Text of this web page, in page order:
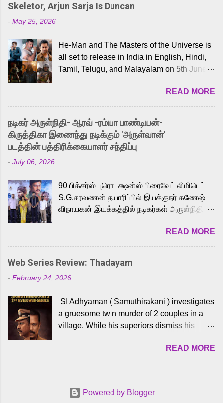
Skeletor, Arjun Sarja Is Duncan
- May 25, 2026
He-Man and The Masters of the Universe is
all set to release in India in English, Hindi,
Tamil, Telugu, and Malayalam on 5th June,
received a lot of love from cult He-Man fans
and offered audiences an exciting glimpse
into the world of Eternia, the recently
released Tamil trailer has also generated
strong excitement among Tamil audiences.
Adding to the growing buzz is the film’s
to the iconic superhero He-Man. Known for
memorable songs like “Behene De” from
Raavan, “Oru Maalai” from Ghajini, and
loved for his versatile voice and strong
command over multiple languages, making
him a strong fit for the legendary character.
cinema, voices the menacing Skeletor
across the Tamil, Malayalam, and Telugu
versions. Joining them is Action King Arjun...
READ MORE
நடிகர் அருள்நிதி- ஆரவ் -ரம்யா பாண்டியன்-
கிருத்திகா இணைந்து நடிக்கும் 'அருள்வான்'
படத்தின் பத்திரிக்கையாளர் சந்திப்பு
- July 06, 2026
90 பிக்சர்ஸ் புரொடக்ஷன்ஸ் பிரைவேட் லிமிடெட்
S.G.சரவணன் தயாரிப்பில் இயக்குநர் கணேஷ்
விநாயகன் இயக்கத்தில் நடிகர்கள் அருள்நிதி -
முக்கிய வேடத்தில் இணைந்து நடித்திருக்கும்
'அருள்வான்' திரைப்படத்தினை
பத்திரிக்கையாளர் சந்திப்பு சென்னையில்
நடைபெற்றது. இயக்குநர் கணேஷ் விநாயகன்
இயக்கத்தில் உருவாகியுள்ள 'அருள்வான்'
வெங்கட், ரம்யா பாண்டியன், வி டி வி கணேஷ் ,
ஜான் விஜய், பேபி கிருத்திகா, 'பருத்திவீரன்'
சரவணன், ஹரிஷ் உத்தமன் உள்ளிட்ட பலர்
செய்திருக்கும் இந்த திரைப்படத்திற்கு ஜீ. வி.
கவனிக்க.. லாரன்ஸ் கிஷோர் படத் தொகுப்பு
READ MORE
Web Series Review: Thadayam
- February 24, 2026
SI Adhyaman ( Samuthirakani ) investigates
a gruesome twin murder of 2 couples in a
village. While his superiors dismiss his
Sshivada ) believes in him and makes him
hamlet in a border town in Andhra Pradesh.
READ MORE
Powered by Blogger